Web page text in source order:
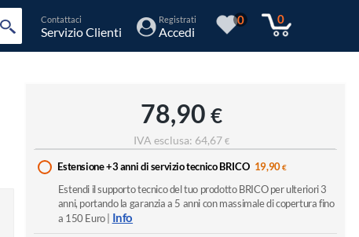
Contattaci
Servizio Clienti
Registrati
Accedi
0 0
78,90 €
IVA esclusa: 64,67 €
Estensione +3 anni di servizio tecnico BRICO 19,90€
Estendi il supporto tecnico del tuo prodotto BRICO per ulteriori 3
anni, portando la garanzia a 5 anni con massimale di copertura fino
a 150 Euro | Info